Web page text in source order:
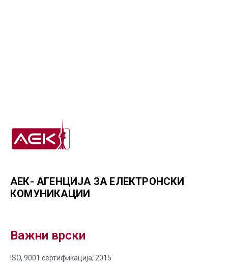
АЕК- АГЕНЦИЈА ЗА ЕЛЕКТРОНСКИ
КОМУНИКАЦИИ
Важни врски
ISO, 9001 сертификација; 2015